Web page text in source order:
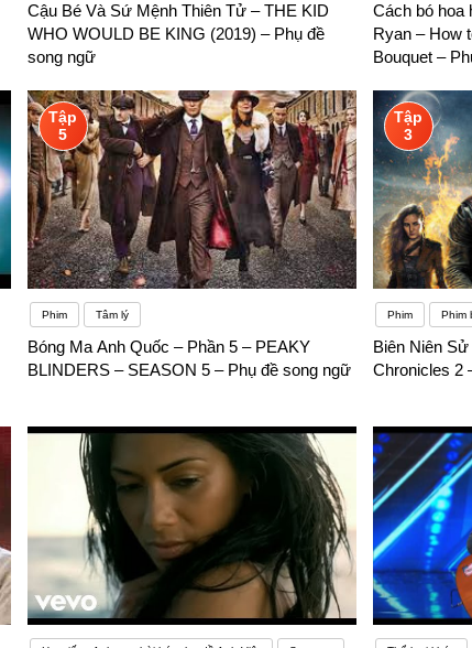
Cậu Bé Và Sứ Mệnh Thiên Tử – THE KID
WHO WOULD BE KING (2019) – Phụ đề
song ngữ
Cách bó hoa
Ryan – How
Bouquet –
Tập
5
Phim Tâm lý
Bóng Ma Anh Quốc – Phần 5 – PEAKY
BLINDERS – SEASON 5 – Phụ đề song ngữ
Tập
3
Phim Phim
Biên Niên
Chronicles 2